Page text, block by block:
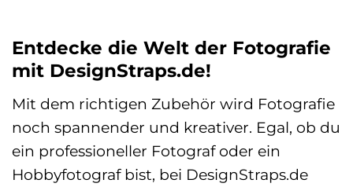
Entdecke die Welt der Fotografie
mit DesignStraps.de!
Mit dem richtigen Zubehör wird Fotografie
noch spannender und kreativer. Egal, ob du
ein professioneller Fotograf oder ein
Hobbyfotograf bist, bei DesignStraps.de